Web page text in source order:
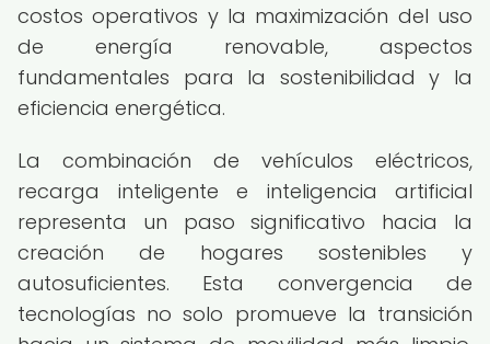
costos operativos y la maximización del uso
de energía renovable, aspectos
fundamentales para la sostenibilidad y la
eficiencia energética.
La combinación de vehículos eléctricos,
recarga inteligente e inteligencia artificial
representa un paso significativo hacia la
creación de hogares sostenibles y
autosuficientes. Esta convergencia de
tecnologías no solo promueve la transición